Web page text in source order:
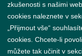
zkušenosti s našimi
cookies naleznete v
„Přijmout vše“
cookies. Chcete-li
můžete tak učinit v